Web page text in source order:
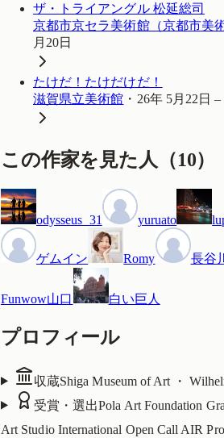
ザ・トライアングル 松延総司
京都市京セラ美術館（京都市美術
月20日
たけだ！たけだけだ！
滋賀県立美術館 ・ 26年 5月22日 –
この作家を見た人 （10）
odysseus_31 yuruato
ゲムイン Romy 長谷
Funwow山口 白い巨人
プロフィール
収蔵Shiga Museum of Art ・
受賞・選出Pola Art Foundation
Art Studio International Open Call AIR